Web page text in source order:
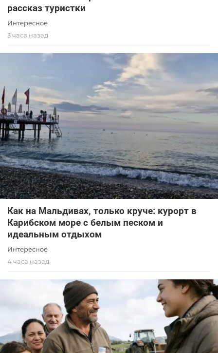
рассказ туристки
Интересное
3 часа назад
Как на Мальдивах, только круче: курорт в
Карибском море с белым песком и
идеальным отдыхом
Интересное
4 часа назад